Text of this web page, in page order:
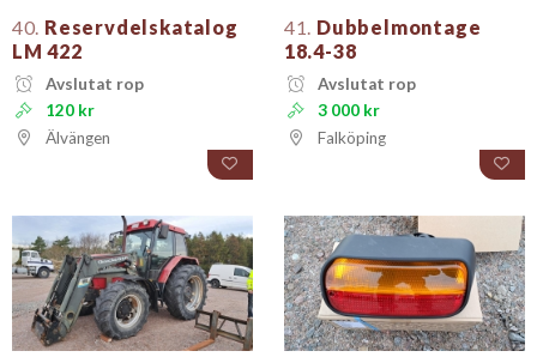
40. Reservdelskatalog
LM 422
Avslutat rop
120 kr
Älvängen
41. Dubbelmontage
18.4-38
Avslutat rop
3 000 kr
Falköping